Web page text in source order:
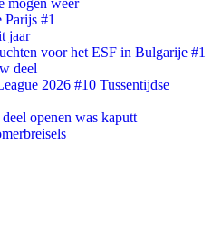
mogen weer
#1
jaar
voor het ESF in Bulgarije #1
deel
2026 #10 Tussentijdse
openen was kaputt